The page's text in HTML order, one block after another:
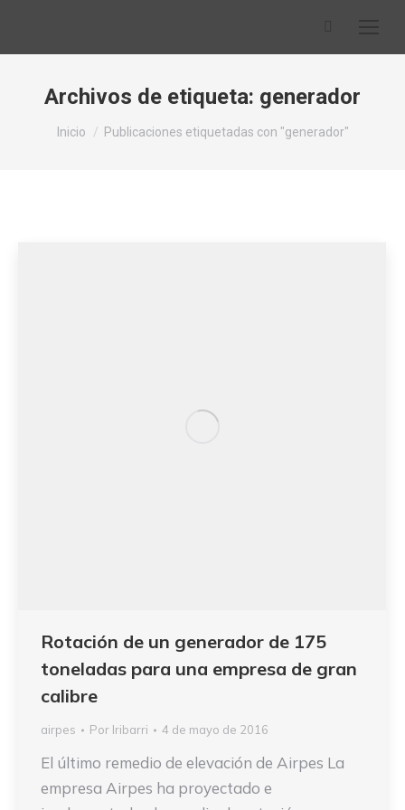
Archivos de etiqueta: generador
Estás aquí:
Inicio Publicaciones etiquetadas con "generador"
Rotación de un generador de 175
toneladas para una empresa de gran
calibre
airpes Por Iribarri 4 de mayo de 2016
El último remedio de elevación de Airpes La
empresa Airpes ha proyectado e